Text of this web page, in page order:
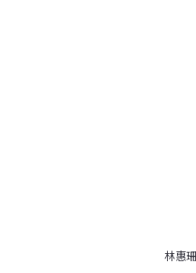
林惠